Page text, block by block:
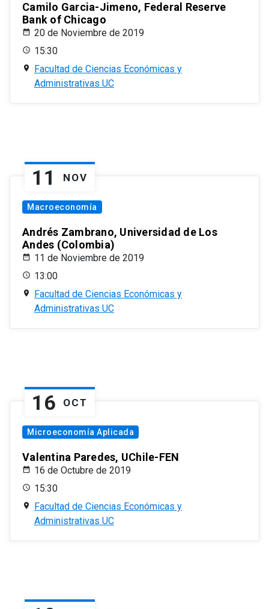
Camilo Garcia-Jimeno, Federal Reserve
Bank of Chicago
20 de Noviembre de 2019
15:30
Facultad de Ciencias Económicas y
Administrativas UC
11 NOV
Macroeconomía
Andrés Zambrano, Universidad de Los
Andes (Colombia)
11 de Noviembre de 2019
13:00
Facultad de Ciencias Económicas y
Administrativas UC
16 OCT
Microeconomía Aplicada
Valentina Paredes, UChile-FEN
16 de Octubre de 2019
15:30
Facultad de Ciencias Económicas y
Administrativas UC